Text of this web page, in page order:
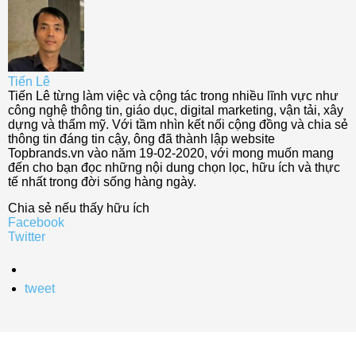
Tiến Lê
Tiến Lê từng làm việc và cộng tác trong nhiều lĩnh vực như
công nghệ thông tin, giáo dục, digital marketing, vận tải, xây
dựng và thẩm mỹ. Với tầm nhìn kết nối cộng đồng và chia sẻ
thông tin đáng tin cậy, ông đã thành lập website
Topbrands.vn vào năm 19-02-2020, với mong muốn mang
đến cho bạn đọc những nội dung chọn lọc, hữu ích và thực
tế nhất trong đời sống hàng ngày.
Chia sẻ nếu thấy hữu ích
Facebook
Twitter
tweet